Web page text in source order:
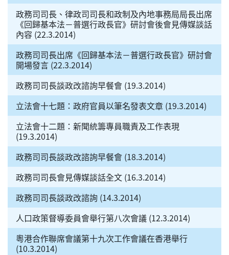
政務司司長、律政司司長和政制及內地事務局局長出席
《回歸基本法－普選行政長官》研討會後會見傳媒談話
內容 (22.3.2014)
政務司司長出席《回歸基本法－普選行政長官》研討會
開場發言 (22.3.2014)
政務司司長談政改諮詢早餐會 (19.3.2014)
立法會十七題：政府官員以筆名發表文章 (19.3.2014)
立法會十二題：新聞統籌專員職責及工作表現
(19.3.2014)
政務司司長談政改諮詢早餐會 (18.3.2014)
政務司司長會見傳媒談話全文 (16.3.2014)
政務司司長談政改諮詢 (14.3.2014)
人口政策督導委員會舉行第八次會議 (12.3.2014)
粵港合作聯席會議第十九次工作會議在香港舉行
(10.3.2014)